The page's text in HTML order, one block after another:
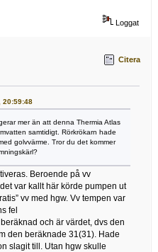
Loggat
Citera
20:59:48
mer än att denna Thermia Atlas
samtidigt. Rörkrökarn hade
golvvärme. Tror du det kommer
Beroende på vv
var kallt här körde pumpen ut
vv med hgw. Vv tempen var
fel
och är värdet, dvs den
den beräknade 31(31). Hade
slagit till. Utan hgw skulle